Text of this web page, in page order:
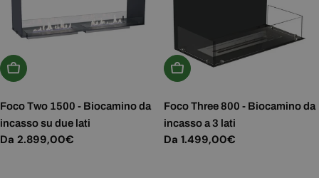
Scegli Le Opzioni
Foco Two 1500 - Biocamino da
incasso su due lati
Prezzo
Da 2.899,00€
Scegli Le Opzioni
Foco Three 800 - Biocamino da
incasso a 3 lati
Prezzo
Da 1.499,00€